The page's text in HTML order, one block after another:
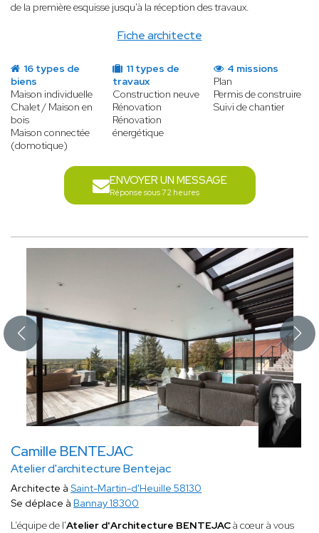
Fiche architecte
de la première esquisse jusqu'à la réception des travaux.
16 types de
biens
Maison individuelle
Chalet / Maison en
bois
Maison connectée
(domotique)
11 types de
travaux
Construction neuve
Rénovation
Rénovation
énergétique
4 missions
Plan
Permis de construire
Suivi de chantier
ENVOYER UN MESSAGE
Réponse sous 72 heures
Camille BENTEJAC
Atelier d'architecture Bentejac
Architecte à Saint-Martin-d'Heuille 58130
Se déplace à Bannay 18300
L’équipe de l'Atelier d'Architecture BENTEJACà cœur à vous